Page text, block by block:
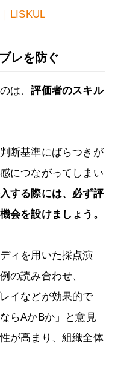
LISKUL
レを防ぐ
は、評価者のスキル
断基準にばらつきが
につながってしまい
する際には、必ず評
会を設けましょう。
ィを用いた採点演
の読み合わせ、
イなどが効果的で
らAかBか」と意見
が高まり、組織全体